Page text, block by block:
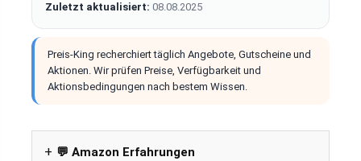
Zuletzt aktualisiert: 08.08.2025
Preis-King recherchiert täglich Angebote, Gutscheine und
Aktionen. Wir prüfen Preise, Verfügbarkeit und
Aktionsbedingungen nach bestem Wissen.
💬 Amazon Erfahrungen